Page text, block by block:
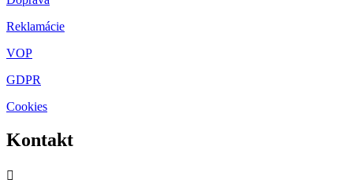
Reklamácie
VOP
GDPR
Cookies
Kontakt
